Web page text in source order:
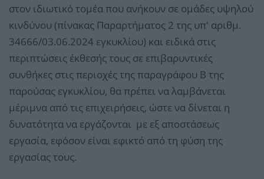
στον ιδιωτικό τομέα που ανήκουν σε ομάδες υψηλού
κινδύνου (πίνακας Παραρτήματος 2 της υπ' αριθμ.
34666/03.06.2024 εγκυκλίου) και ειδικά στις
περιπτώσεις έκθεσής τους σε επιβαρυντικές
συνθήκες στις περιοχές της παραγράφου Β της
παρούσας εγκυκλίου, θα πρέπει να λαμβάνεται
μέριμνα από τις επιχειρήσεις, ώστε να δίνεται η
δυνατότητα να εργάζονται με εξ αποστάσεως
εργασία, εφόσον είναι εφικτό από τη φύση της
εργασίας τους.